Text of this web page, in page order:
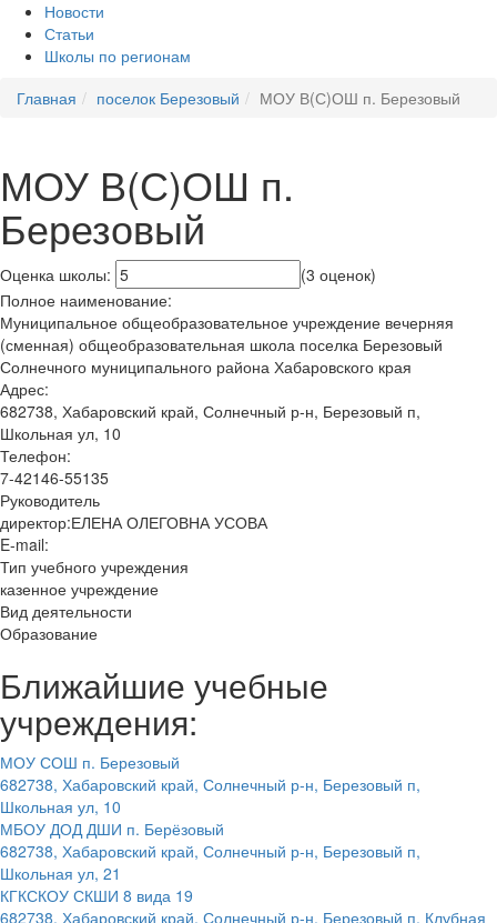
Новости
Статьи
Школы по регионам
Главная
поселок Березовый МОУ В(С)ОШ п. Березовый
МОУ В(С)ОШ п.
Березовый
Оценка школы:
(3 оценок)
Полное наименование:
Муниципальное общеобразовательное учреждение вечерняя
(сменная) общеобразовательная школа поселка Березовый
Солнечного муниципального района Хабаровского края
Адрес:
682738, Хабаровский край, Солнечный р-н, Березовый п,
Школьная ул, 10
Телефон:
7-42146-55135
Руководитель
директор:ЕЛЕНА ОЛЕГОВНА УСОВА
E-mail:
Тип учебного учреждения
казенное учреждение
Вид деятельности
Образование
Ближайшие учебные
учреждения:
МОУ СОШ п. Березовый
682738, Хабаровский край, Солнечный р-н, Березовый п,
Школьная ул, 10
МБОУ ДОД ДШИ п. Берёзовый
682738, Хабаровский край, Солнечный р-н, Березовый п,
Школьная ул, 21
КГКСКОУ СКШИ 8 вида 19
682738, Хабаровский край, Солнечный р-н, Березовый п, Клубная